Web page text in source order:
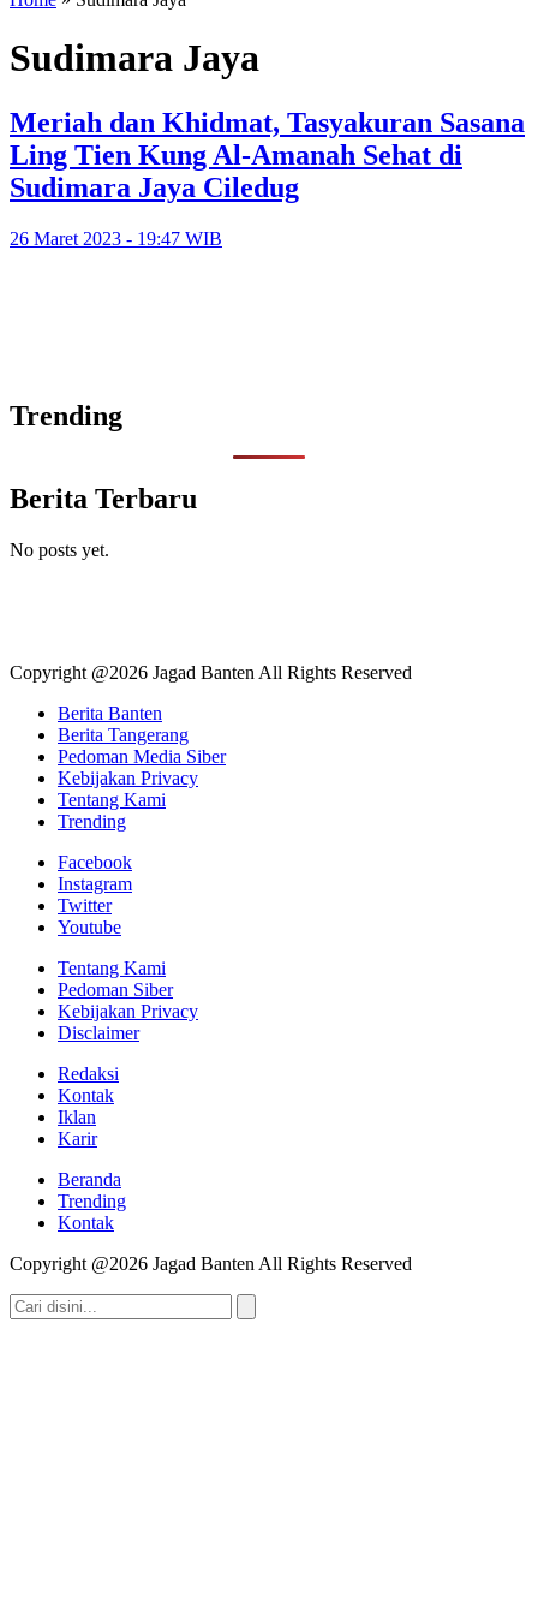
Sudimara Jaya
Meriah dan Khidmat, Tasyakuran Sasana
Ling Tien Kung Al-Amanah Sehat di
Sudimara Jaya Ciledug
26 Maret 2023 - 19:47 WIB
Trending
Berita Terbaru
No posts yet.
Copyright @2026 Jagad Banten All Rights Reserved
Berita Banten
Berita Tangerang
Pedoman Media Siber
Kebijakan Privacy
Tentang Kami
Trending
Facebook
Instagram
Twitter
Youtube
Tentang Kami
Pedoman Siber
Kebijakan Privacy
Disclaimer
Redaksi
Kontak
Iklan
Karir
Beranda
Trending
Kontak
Copyright @2026 Jagad Banten All Rights Reserved